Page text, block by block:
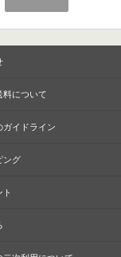
料について
ガイドライン
ング